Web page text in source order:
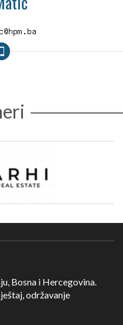
Bosna i Hercegovina.
održavanje